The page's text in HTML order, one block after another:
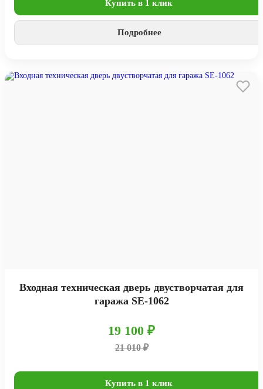
Купить в 1 клик
Подробнее
Входная техническая дверь двустворчатая для
гаража SE-1062
19 100 ₽
21 010 ₽
Купить в 1 клик